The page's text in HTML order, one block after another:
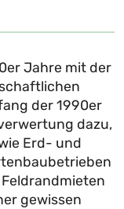
Jahre mit der
der 1990er
dazu,
Erd- und
gewissen